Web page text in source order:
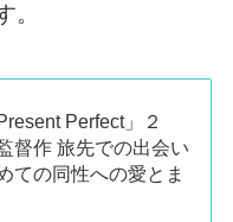
。
Perfect」２
督作 旅先での出会い
ての同性への愛とま